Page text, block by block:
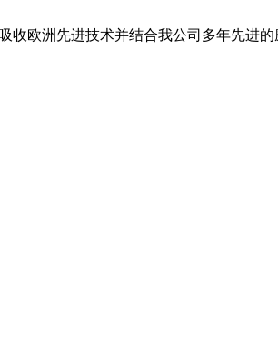
欧洲先进技术并结合我公司多年先进